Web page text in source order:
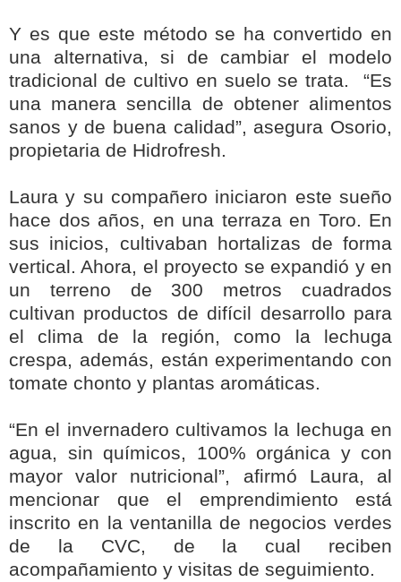
Y es que este método se ha convertido en
una alternativa, si de cambiar el modelo
tradicional de cultivo en suelo se trata. “Es
una manera sencilla de obtener alimentos
sanos y de buena calidad”, asegura Osorio,
propietaria de Hidrofresh.
Laura y su compañero iniciaron este sueño
hace dos años, en una terraza en Toro. En
sus inicios, cultivaban hortalizas de forma
vertical. Ahora, el proyecto se expandió y en
un terreno de 300 metros cuadrados
cultivan productos de difícil desarrollo para
el clima de la región, como la lechuga
crespa, además, están experimentando con
tomate chonto y plantas aromáticas.
“En el invernadero cultivamos la lechuga en
agua, sin químicos, 100% orgánica y con
mayor valor nutricional”, afirmó Laura, al
mencionar que el emprendimiento está
inscrito en la ventanilla de negocios verdes
de la CVC, de la cual reciben
acompañamiento y visitas de seguimiento.